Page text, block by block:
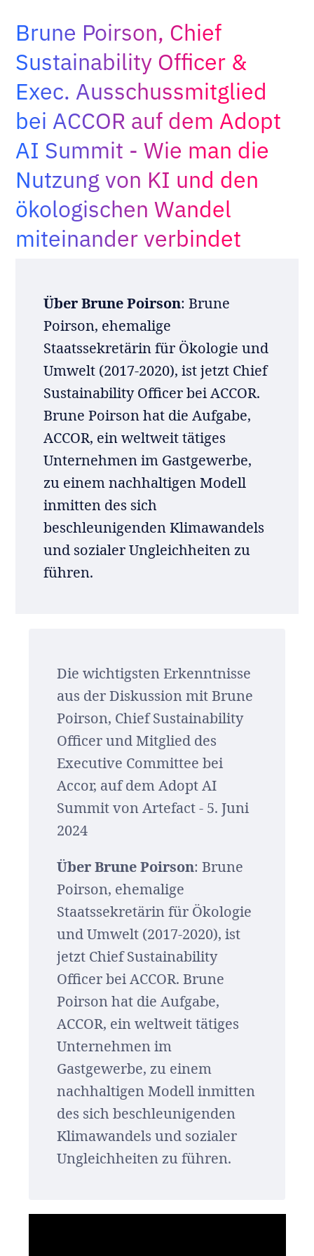
Suche
DE
Brune Poirson, Chief
Sustainability Officer &
Exec. Ausschussmitglied
bei ACCOR auf dem Adopt
AI Summit - Wie man die
Nutzung von KI und den
ökologischen Wandel
miteinander verbindet
Über Brune Poirson: Brune
Poirson, ehemalige
Staatssekretärin für Ökologie und
Umwelt (2017-2020), ist jetzt Chief
Sustainability Officer bei ACCOR.
Brune Poirson hat die Aufgabe,
ACCOR, ein weltweit tätiges
Unternehmen im Gastgewerbe,
zu einem nachhaltigen Modell
inmitten des sich
beschleunigenden Klimawandels
und sozialer Ungleichheiten zu
führen.
Die wichtigsten Erkenntnisse
aus der Diskussion mit Brune
Poirson, Chief Sustainability
Officer und Mitglied des
Executive Committee bei
Accor, auf dem Adopt AI
Summit von Artefact - 5. Juni
2024
Über Brune Poirson: Brune
Poirson, ehemalige
Staatssekretärin für Ökologie
und Umwelt (2017-2020), ist
jetzt Chief Sustainability
Officer bei ACCOR. Brune
Poirson hat die Aufgabe,
ACCOR, ein weltweit tätiges
Unternehmen im
Gastgewerbe, zu einem
nachhaltigen Modell inmitten
des sich beschleunigenden
Klimawandels und sozialer
Ungleichheiten zu führen.